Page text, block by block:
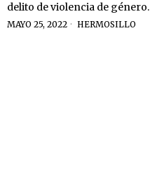
delito de violencia de género.
MAYO 25, 2022 HERMOSILLO